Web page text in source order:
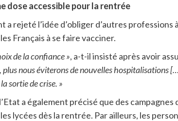
dose accessible pour la rentrée
a rejeté l’idée d’obliger d’autres professions
Français à se faire vacciner.
de la confiance », a-t-il insisté après avoir
nous éviterons de nouvelles hospitalisations
sortie de crise. »
a également précisé que des
lycées dès la rentrée. Par ailleurs, les